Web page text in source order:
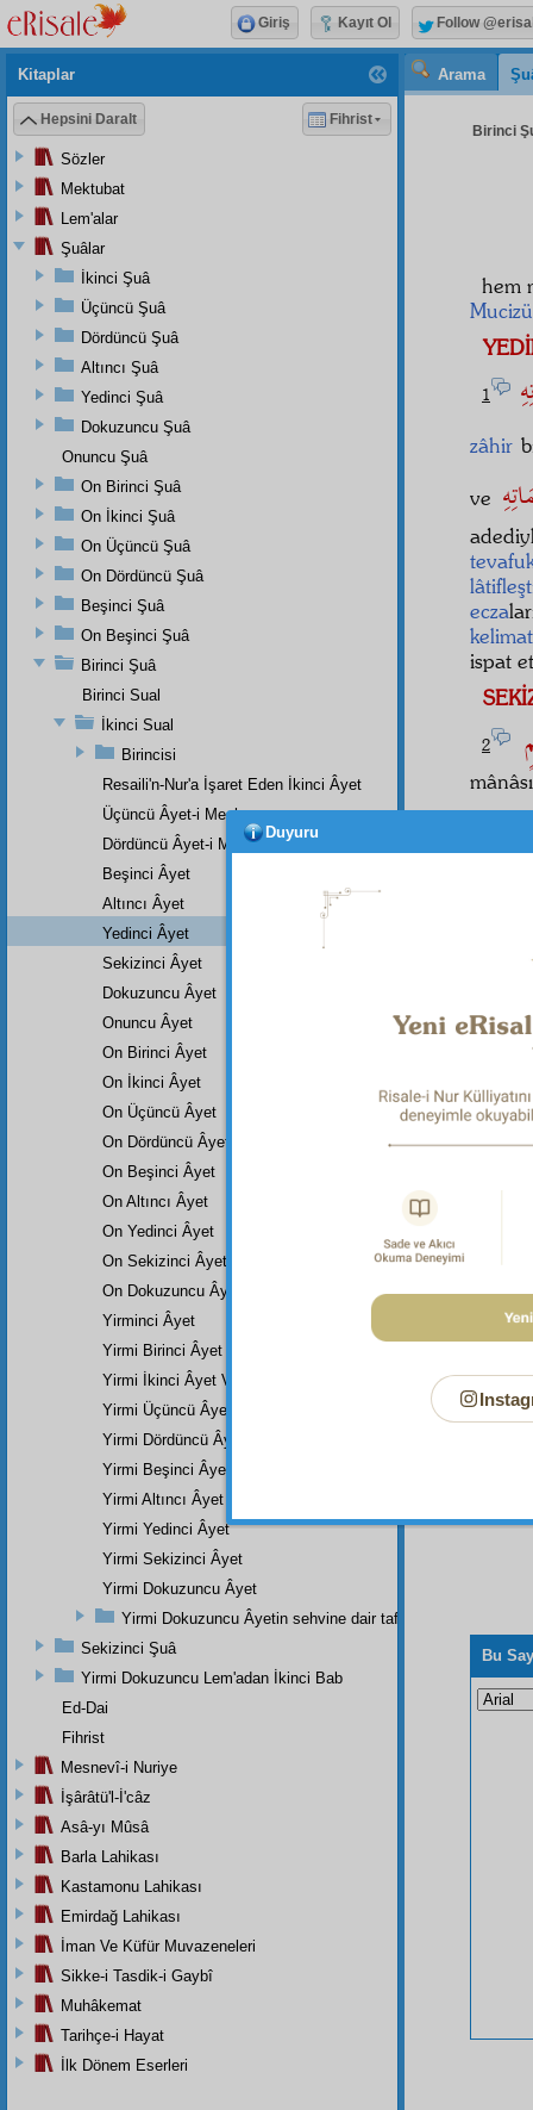
Arama
Birinci
hem
1
zâhir
ve
ecza
kelimat
ispat
2
Dipnot-1
"Allah,
Dipnot-2
"De ki:
Dipnot-3
Bu
Kitaplar
Hepsini Daralt Fihrist
Sözler
Mektubat
Lem'alar
Şuâlar
İkinci Şuâ
Üçüncü Şuâ
Dördüncü Şuâ
Altıncı Şuâ
Yedinci Şuâ
Dokuzuncu Şuâ
Onuncu Şuâ
On Birinci Şuâ
On İkinci Şuâ
On Üçüncü Şuâ
On Dördüncü Şuâ
Beşinci Şuâ
On Beşinci Şuâ
Birinci Şuâ
Birinci Sual
İkinci Sual
Birincisi
Resaili'n-Nur'a İşaret Eden İkinci Âyet
Üçüncü Âyet-i Meşhure
Dördüncü Âyet-i Meşhure
Beşinci Âyet
Altıncı Âyet
Yedinci Âyet
Sekizinci Âyet
Dokuzuncu Âyet
Onuncu Âyet
On Birinci Âyet
On İkinci Âyet
On Üçüncü Âyet
On Dördüncü Âyet
On Beşinci Âyet
On Altıncı Âyet
On Yedinci Âyet
On Sekizinci Âyet
On Dokuzuncu Âyet
Yirminci Âyet
Yirmi Birinci Âyet Veya Âyetler
Yirmi İkinci Âyet Ve Âyetler
Yirmi Üçüncü Âyet
Yirmi Dördüncü Âyet Veya Âyetler
Yirmi Beşinci Âyet
Yirmi Altıncı Âyet
Yirmi Yedinci Âyet
Yirmi Sekizinci Âyet
Yirmi Dokuzuncu Âyet
Yirmi Dokuzuncu Âyetin sehvine dair tafsilat
Sekizinci Şuâ
Yirmi Dokuzuncu Lem'adan İkinci Bab
Ed-Dai
Fihrist
Mesnevî-i Nuriye
İşârâtü'l-İ'câz
Asâ-yı Mûsâ
Barla Lahikası
Kastamonu Lahikası
Emirdağ Lahikası
İman Ve Küfür Muvazeneleri
Sikke-i Tasdik-i Gaybî
Muhâkemat
Tarihçe-i Hayat
İlk Dönem Eserleri
Giriş Kayıt Ol Follow
Duyuru